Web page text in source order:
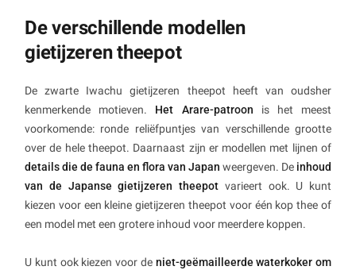
De verschillende modellen
gietijzeren theepot
De zwarte Iwachu gietijzeren theepot heeft van oudsher
kenmerkende motieven. Het Arare-patroon is het meest
voorkomende: ronde reliëfpuntjes van verschillende grootte
over de hele theepot. Daarnaast zijn er modellen met lijnen of
details die de fauna en flora van Japan weergeven. De inhoud
van de Japanse gietijzeren theepot varieert ook. U kunt
kiezen voor een kleine gietijzeren theepot voor één kop thee of
een model met een grotere inhoud voor meerdere koppen.
U kunt ook kiezen voor de niet-geëmailleerde waterkoker om